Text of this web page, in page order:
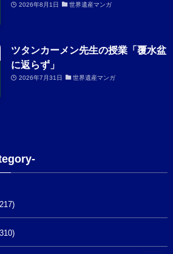
2026年8月1日 世界遺産マンガ
ツタンカーメン先生の授業「覆水盆
に返らず」
2026年7月31日 世界遺産マンガ